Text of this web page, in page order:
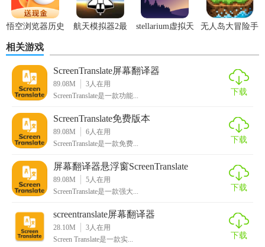
ScreenTranslate屏幕翻译软件内容
1. 丰富的语言库：包含各种语言的词汇和短语，确保翻译的
准确性和丰富性。
2. 简洁的界面设计：用户友好的界面设计，使得操作更加便
捷和直观。
3. 高效翻译引擎：采用先进的翻译技术，确保翻译的准确性
和速度。
4. 自定义设置：用户可以根据自己的需求进行各种设置，如
选择默认语言、调整界面布局等。
5. 隐私保护：严格保护用户的隐私，不收集或传输用户的个
ScreenTranslate屏幕翻译软件玩法
悟空浏览器历史
版本
航天模拟器2最
stellarium虚拟天
无人岛大冒险手
相关游戏
ScreenTranslate屏幕翻译器
89.08M 3 人在用
ScreenTranslate是一款功能...
下载
ScreenTranslate免费版本
89.08M 6 人在用
ScreenTranslate是一款免费...
下载
屏幕翻译器悬浮窗ScreenTranslate
89.08M 5 人在用
ScreenTranslate是一款强大...
下载
screentranslate屏幕翻译器
28.10M 3 人在用
Screen Translate是一款实...
下载